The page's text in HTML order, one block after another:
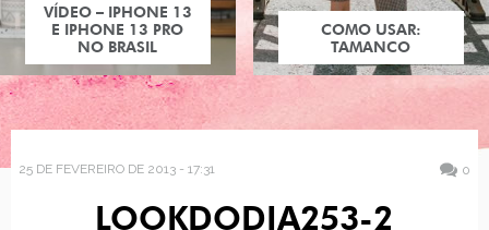
VÍDEO – IPHONE 13
E IPHONE 13 PRO
NO BRASIL
COMO USAR:
TAMANCO
25 DE FEVEREIRO DE 2013 - 17:31 0
LOOKDODIA253-2